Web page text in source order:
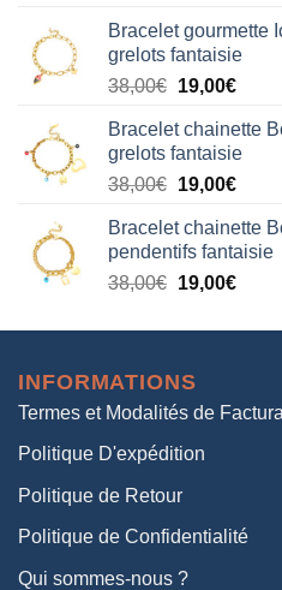
initial
était :
38,00€.
est :
Bracelet gourmette
grelots fantaisie
38,00€ Le
initial
était :
38,00€.
19,00€Le
est :
Bracelet chainette
grelots fantaisie
38,00€ Le
initial
était :
38,00€.
19,00€Le
est :
Bracelet chainette
pendentifs fantaisie
38,00€ Le
initial
38,00€.
19,00€Le
INFORMATIONS
Termes et Modalités de
Politique D'expédition
Politique de Retour
Politique de Confidentialité
Qui sommes-nous ?